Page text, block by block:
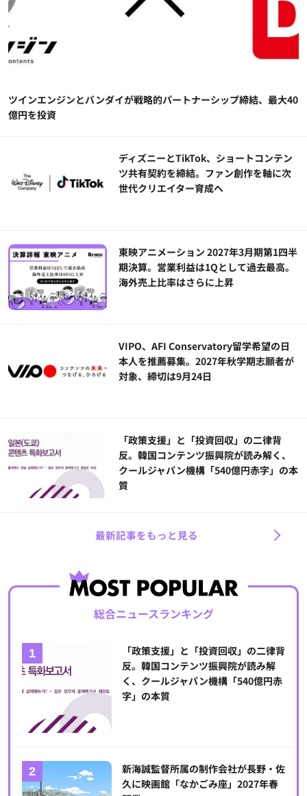
ツインエンジンとバンダイが戦略的パートナーシップ締結、最大40
億円を投資
ディズニーとTikTok、ショートコンテン
ツ共有契約を締結。ファン創作を軸に次
世代クリエイター育成へ
東映アニメーション 2027年3月期第1四半
期決算。営業利益は1Qとして過去最高。
海外売上比率はさらに上昇
VIPO、AFI Conservatory留学希望の日
本人を推薦募集。2027年秋学期志願者が
対象、締切は9月24日
「政策支援」と「投資回収」の二律背
反。韓国コンテンツ振興院が読み解く、
クールジャパン機構「540億円赤字」の本
質
最新記事をもっと見る
総合ニュースランキング
「政策支援」と「投資回収」の二律背
反。韓国コンテンツ振興院が読み解
く、クールジャパン機構「540億円赤
字」の本質
新海誠監督所属の制作会社が長野・佐
久に映画館「なかごみ座」2027年春